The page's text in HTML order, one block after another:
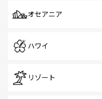
オセアニア
ハワイ
リゾート